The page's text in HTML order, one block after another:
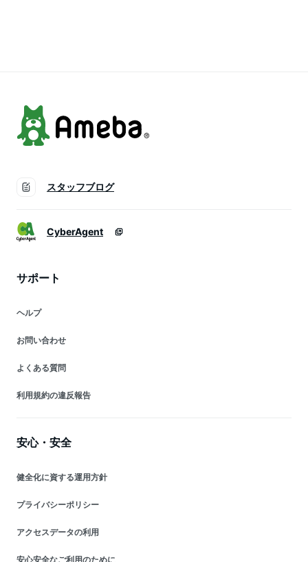
スタッフブログ
CyberAgent
サポート
ヘルプ
お問い合わせ
よくある質問
利用規約の違反報告
安心・安全
健全化に資する運用方針
プライバシーポリシー
アクセスデータの利用
安心安全なご利用のために